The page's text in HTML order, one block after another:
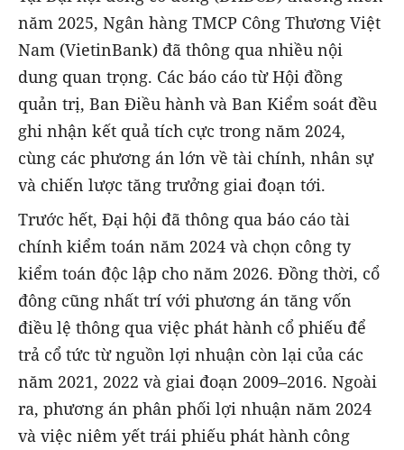
năm 2025, Ngân hàng TMCP Công Thương Việt
Nam (VietinBank) đã thông qua nhiều nội
dung quan trọng. Các báo cáo từ Hội đồng
quản trị, Ban Điều hành và Ban Kiểm soát đều
ghi nhận kết quả tích cực trong năm 2024,
cùng các phương án lớn về tài chính, nhân sự
và chiến lược tăng trưởng giai đoạn tới.
Trước hết, Đại hội đã thông qua báo cáo tài
chính kiểm toán năm 2024 và chọn công ty
kiểm toán độc lập cho năm 2026. Đồng thời, cổ
đông cũng nhất trí với phương án tăng vốn
điều lệ thông qua việc phát hành cổ phiếu để
trả cổ tức từ nguồn lợi nhuận còn lại của các
năm 2021, 2022 và giai đoạn 2009–2016. Ngoài
ra, phương án phân phối lợi nhuận năm 2024
và việc niêm yết trái phiếu phát hành công